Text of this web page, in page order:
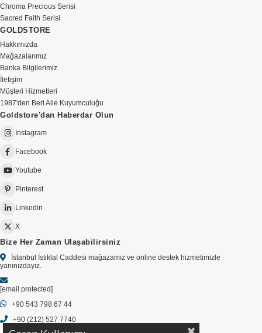
Chroma Precious Serisi
Sacred Faith Serisi
GOLDSTORE
Hakkımızda
Mağazalarımız
Banka Bilgilerimiz
İletişim
Müşteri Hizmetleri
1987'den Beri Aile Kuyumculuğu
Goldstore'dan Haberdar Olun
Instagram
Facebook
Youtube
Pinterest
Linkedin
X
Bize Her Zaman Ulaşabilirsiniz
İstanbul İstiklal Caddesi mağazamız ve online destek hizmetimizle
yanınızdayız.
[email protected]
+90 543 798 67 44
+90 (212) 527 7740